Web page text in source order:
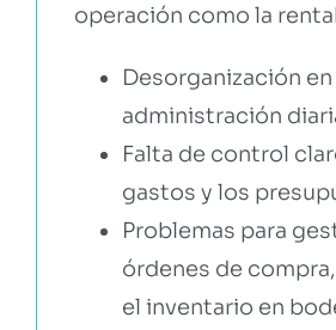
operación como la
Desorganización en
administración
Falta de control
gastos y los
Problemas para
órdenes de
el inventario en